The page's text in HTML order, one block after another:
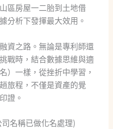
區房屋一二胎到土地借
分析下發揮最大效用。
資之路。無論是專利師還
戰時，結合數據思維與適
）一樣，從挫折中學習，
旅程，不僅是資產的覺
證。
名稱已做化名處理)